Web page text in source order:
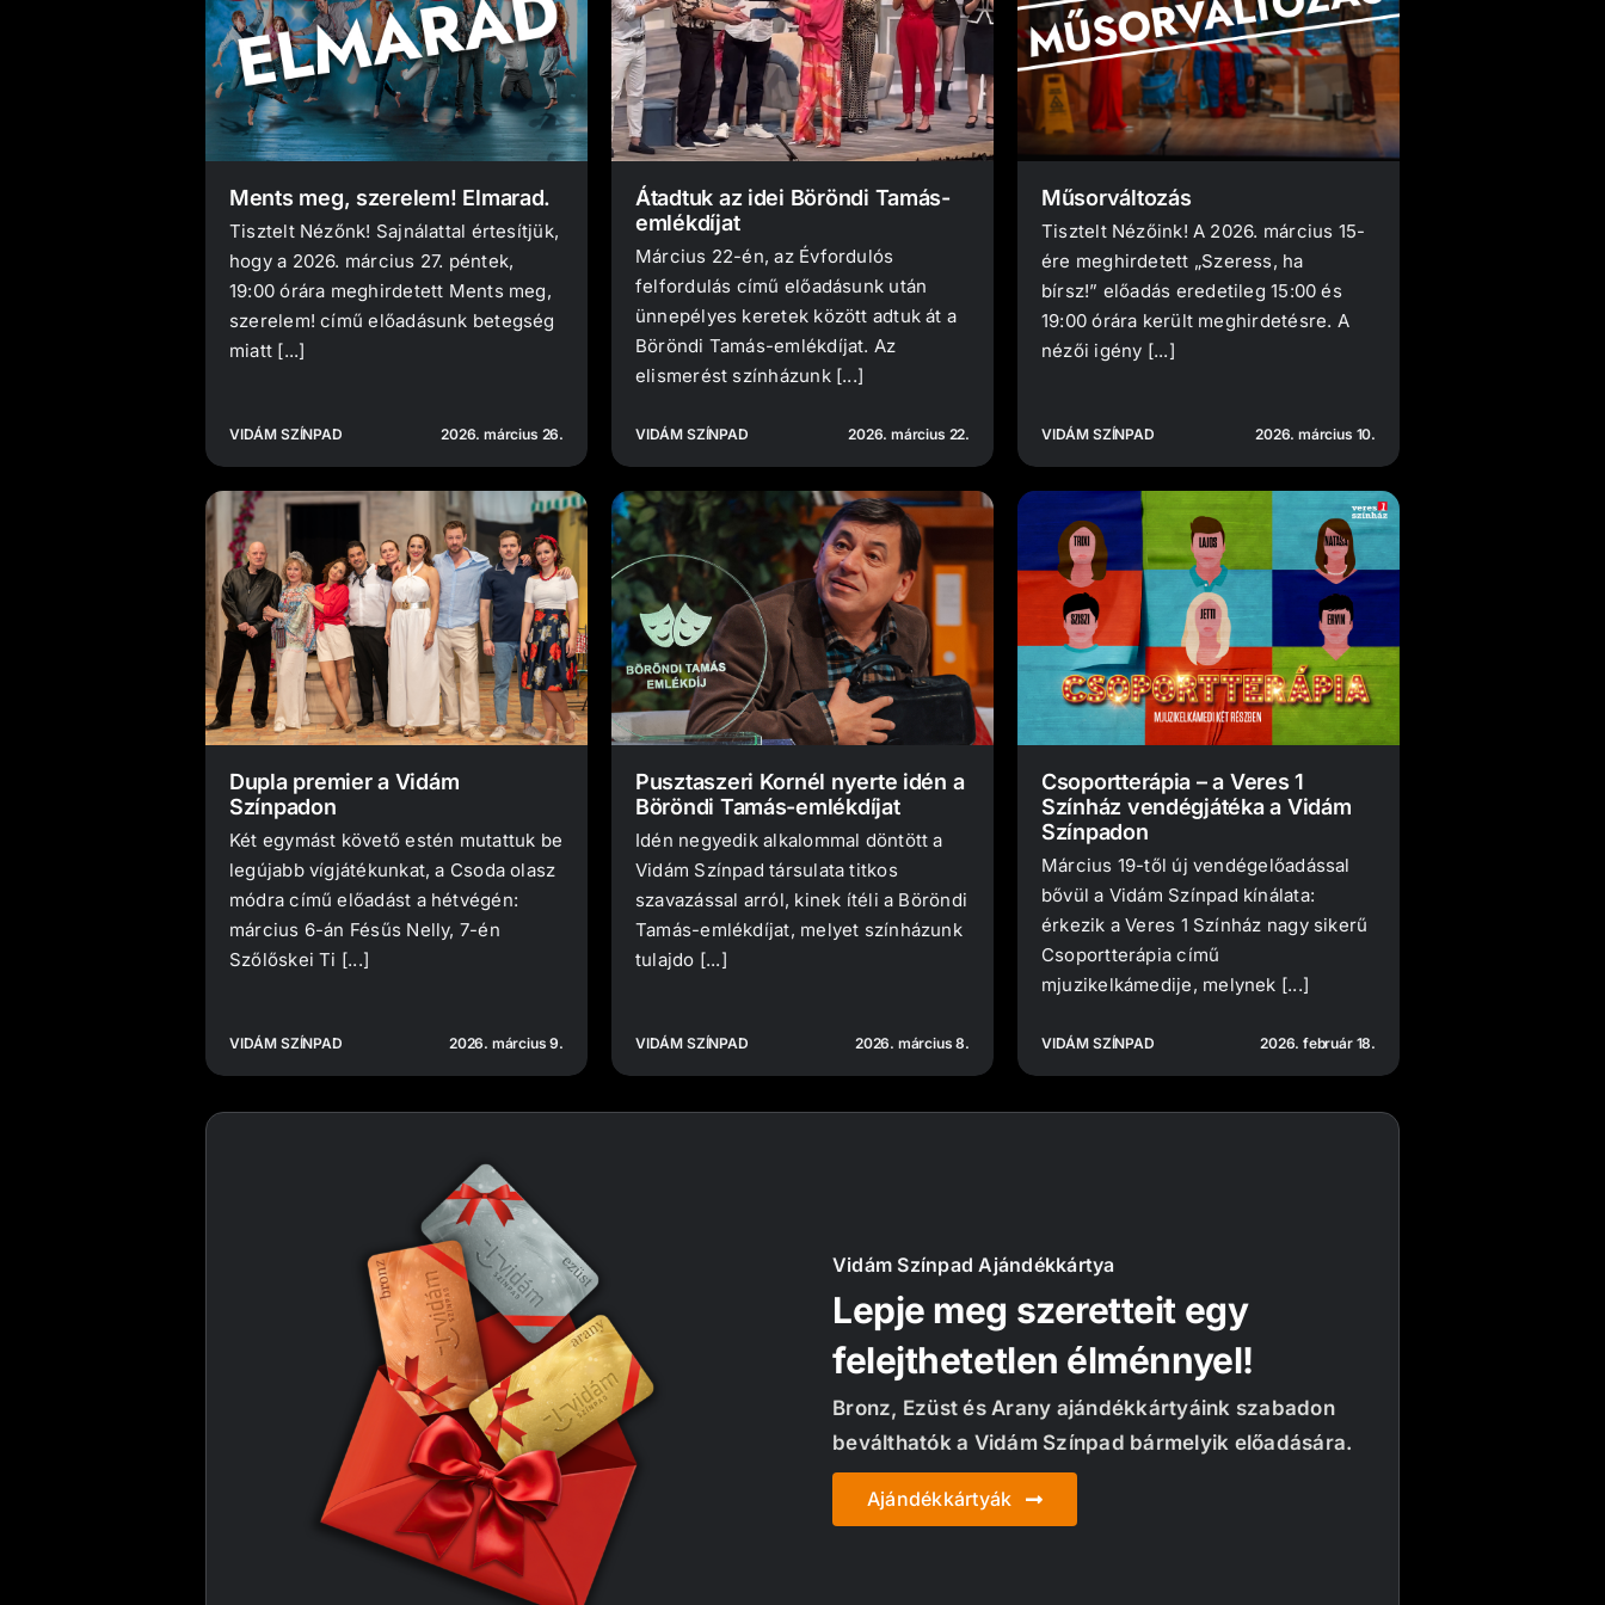
Ments meg, szerelem! Elmarad.
Tisztelt Nézőnk! Sajnálattal értesítjük,
hogy a 2026. március 27. péntek,
19:00 órára meghirdetett Ments meg,
szerelem! című előadásunk betegség
miatt [...]
VIDÁM SZÍNPAD 2026. március 26.
Átadtuk az idei Böröndi Tamás-
emlékdíjat
Március 22-én, az Évfordulós
felfordulás című előadásunk után
ünnepélyes keretek között adtuk át a
Böröndi Tamás-emlékdíjat. Az
elismerést színházunk [...]
VIDÁM SZÍNPAD 2026. március 22.
Műsorváltozás
Tisztelt Nézőink! A 2026. március 15-
ére meghirdetett „Szeress, ha
bírsz!” előadás eredetileg 15:00 és
19:00 órára került meghirdetésre. A
nézői igény [...]
VIDÁM SZÍNPAD 2026. március 10.
Dupla premier a Vidám
Színpadon
Két egymást követő estén mutattuk be
legújabb vígjátékunkat, a Csoda olasz
módra című előadást a hétvégén:
március 6-án Fésűs Nelly, 7-én
Szőlőskei Ti [...]
VIDÁM SZÍNPAD 2026. március 9.
Pusztaszeri Kornél nyerte idén a
Böröndi Tamás-emlékdíjat
Idén negyedik alkalommal döntött a
Vidám Színpad társulata titkos
szavazással arról, kinek ítéli a Böröndi
Tamás-emlékdíjat, melyet színházunk
tulajdo [...]
VIDÁM SZÍNPAD 2026. március 8.
Csoportterápia – a Veres 1
Színház vendégjátéka a Vidám
Színpadon
Március 19-től új vendégelőadással
bővül a Vidám Színpad kínálata:
érkezik a Veres 1 Színház nagy sikerű
Csoportterápia című
mjuzikelkámedije, melynek [...]
VIDÁM SZÍNPAD 2026. február 18.
Vidám Színpad Ajándékkártya
Lepje meg szeretteit egy
felejthetetlen élménnyel!
Bronz, Ezüst és Arany ajándékkártyáink szabadon
beválthatók a Vidám Színpad bármelyik előadására.
Ajándékkártyák